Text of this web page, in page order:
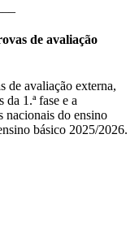
de avaliação
de avaliação externa,
1.ª fase e a
nacionais do ensino
básico 2025/2026.